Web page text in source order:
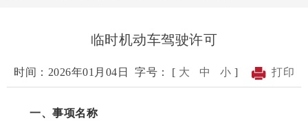
临时机动车驾驶许可
时间：2026年01月04日 字号： [ 大 中 小 ] 打印
一、事项名称